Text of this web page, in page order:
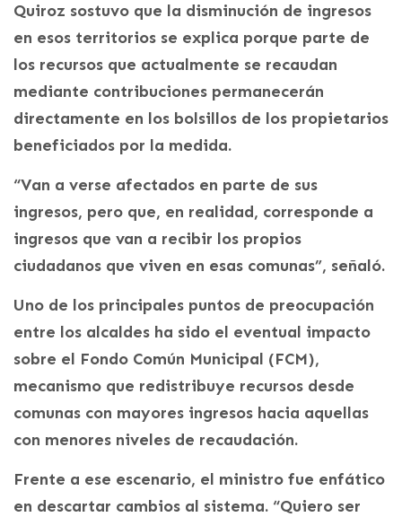
Quiroz sostuvo que la disminución de ingresos
en esos territorios se explica porque parte de
los recursos que actualmente se recaudan
mediante contribuciones permanecerán
directamente en los bolsillos de los propietarios
beneficiados por la medida.
“Van a verse afectados en parte de sus
ingresos, pero que, en realidad, corresponde a
ingresos que van a recibir los propios
ciudadanos que viven en esas comunas”, señaló.
Uno de los principales puntos de preocupación
entre los alcaldes ha sido el eventual impacto
sobre el Fondo Común Municipal (FCM),
mecanismo que redistribuye recursos desde
comunas con mayores ingresos hacia aquellas
con menores niveles de recaudación.
Frente a ese escenario, el ministro fue enfático
en descartar cambios al sistema. “Quiero ser